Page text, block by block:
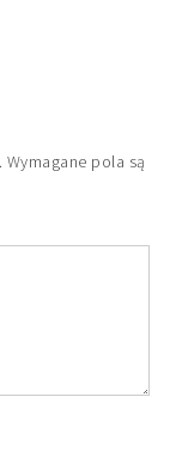
Wymagane pola są